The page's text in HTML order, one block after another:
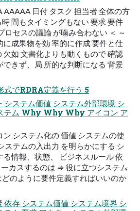
AAAAA 日付 タスク 担当者 全体の方
間もタイミングもない 要求 要件
ロセスの議論 が噛み合わない ＜ ～
に成果物を効 率的に作成 要件と仕
欠如 文書化よりも動くもので 確認
できず、局 所的な判断になる 背景
式でRDRA定義を行う 5
システム価値 システム外部環境 シ
テム Why Why Why アイコン ア
ン システム化の 価値 システムの使
ステムの入出力 を明らかにする シ
る情報、状態、 ビジネスルール 依
カスするのは ⇒ 役に立つシステム
のように要件定義すればいいのか
依存 システム価値 システム境界 シ